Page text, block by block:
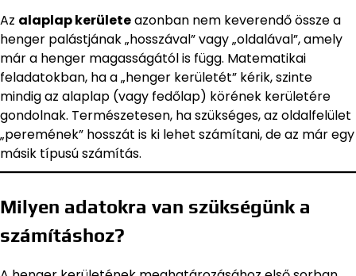
Az alaplap kerületeazonban nem keverendő össze a
henger palástjának „hosszával” vagy „oldalával”, amely
már a henger magasságától is függ. Matematikai
feladatokban, ha a „henger kerületét” kérik, szinte
mindig az alaplap (vagy fedőlap) körének kerületére
gondolnak. Természetesen, ha szükséges, az oldalfelület
„peremének” hosszát is ki lehet számítani, de az már egy
másik típusú számítás.
Milyen adatokra van szükségünk a
számításhoz?